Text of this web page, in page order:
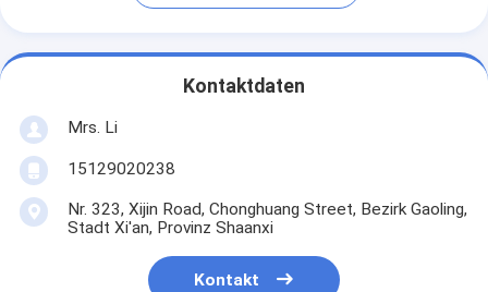
Kontaktdaten
Mrs. Li
15129020238
Nr. 323, Xijin Road, Chonghuang Street, Bezirk Gaoling,
Stadt Xi'an, Provinz Shaanxi
Kontakt